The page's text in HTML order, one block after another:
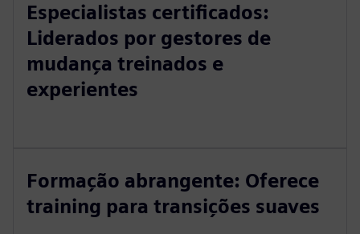
Especialistas certificados:
Liderados por gestores de
mudança treinados e
experientes
Formação abrangente: Oferece
training para transições suaves